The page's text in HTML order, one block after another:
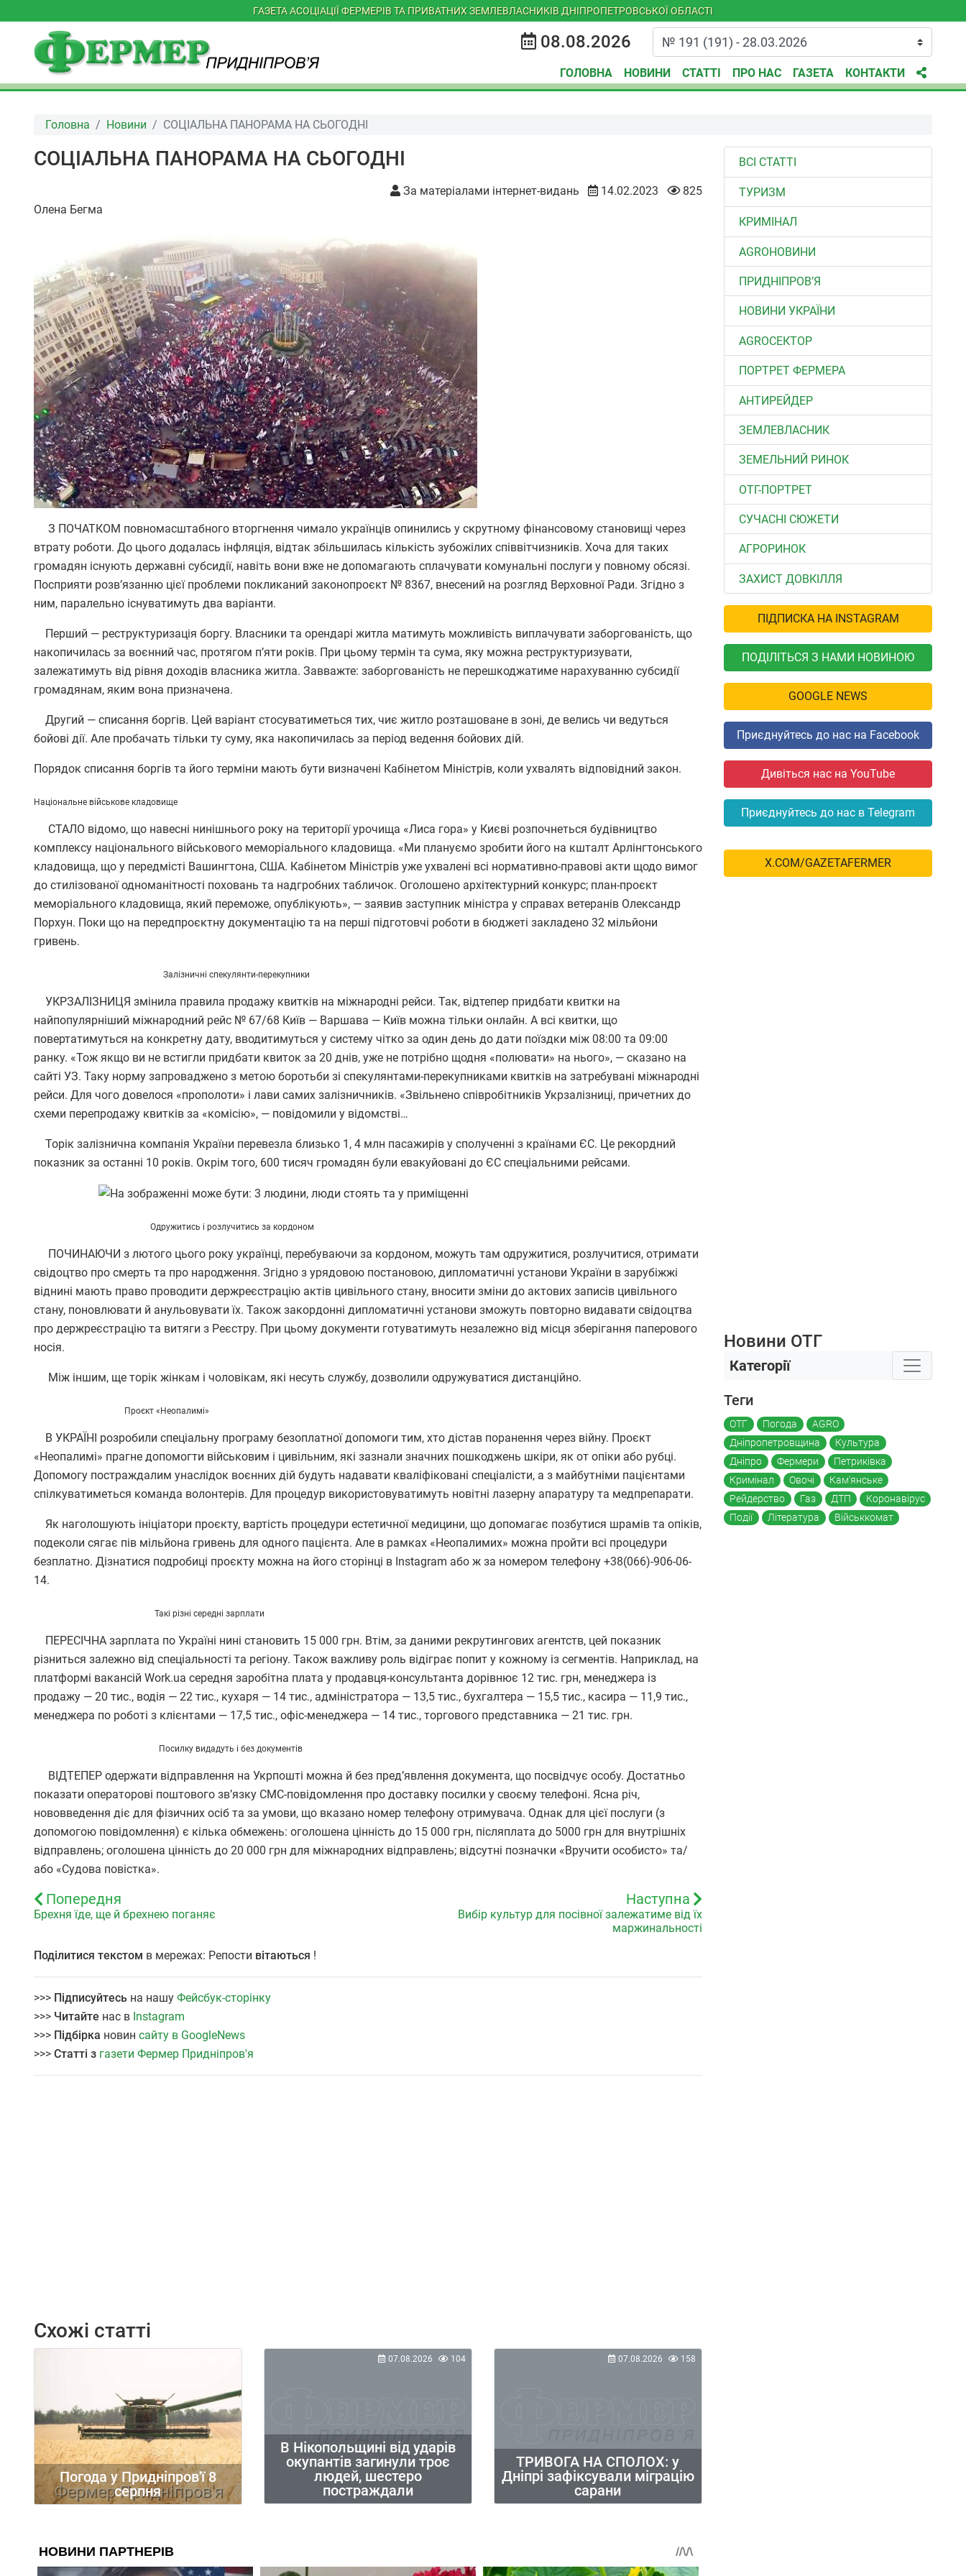
ГАЗЕТА АСОЦІАЦІЇ ФЕРМЕРІВ ТА ПРИВАТНИХ ЗЕМЛЕВЛАСНИКІВ ДНІПРОПЕТРОВСЬКОЇ ОБЛАСТІ
08.08.2026
ГОЛОВНА НОВИНИ СТАТТІ ПРО НАС ГАЗЕТА КОНТАКТИ
Головна Новини СОЦІАЛЬНА ПАНОРАМА НА СЬОГОДНІ
СОЦІАЛЬНА ПАНОРАМА НА СЬОГОДНІ
За матеріалами інтернет-видань 14.02.2023
825
Олена Бегма
З ПОЧАТКОМ повномасштабного вторгнення чимало українців опинились у скрутному фінансовому становищі через
втрату роботи. До цього додалась інфляція, відтак збільшилась кількість зубожілих співвітчизників. Хоча для таких
громадян існують державні субсидії, навіть вони вже не допомагають сплачувати комунальні послуги у повному обсязі.
Посприяти розв’язанню цієї проблеми покликаний законопроєкт № 8367, внесений на розгляд Верховної Ради. Згідно з
ним, паралельно існуватимуть два варіанти.
Перший — реструктуризація боргу. Власники та орендарі житла матимуть можливість виплачувати заборгованість, що
накопичилась за воєнний час, протягом п’яти років. При цьому термін та сума, яку можна реструктуризувати,
залежатимуть від рівня доходів власника житла. Завважте: заборгованість не перешкоджатиме нарахуванню субсидії
громадянам, яким вона призначена.
Другий — списання боргів. Цей варіант стосуватиметься тих, чиє житло розташоване в зоні, де велись чи ведуться
бойові дії. Але пробачать тільки ту суму, яка накопичилась за період ведення бойових дій.
Порядок списання боргів та його терміни мають бути визначені Кабінетом Міністрів, коли ухвалять відповідний закон.
Національне військове кладовище
СТАЛО відомо, що навесні нинішнього року на території урочища «Лиса гора» у Києві розпочнеться будівництво
комплексу національного військового меморіального кладовища. «Ми плануємо зробити його на кшталт Арлінгтонського
кладовища, що у передмісті Вашингтона, США. Кабінетом Міністрів уже ухвалені всі нормативно-правові акти щодо вимог
до стилізованої одноманітності поховань та надгробних табличок. Оголошено архітектурний конкурс; план-проєкт
меморіального кладовища, який переможе, опублікують», — заявив заступник міністра у справах ветеранів Олександр
Порхун. Поки що на передпроєктну документацію та на перші підготовчі роботи в бюджеті закладено 32 мільйони
гривень.
Залізничні спекулянти-перекупники
УКРЗАЛІЗНИЦЯ змінила правила продажу квитків на міжнародні рейси. Так, відтепер придбати квитки на
найпопулярніший міжнародний рейс № 67/68 Київ — Варшава — Київ можна тільки онлайн. А всі квитки, що
повертатимуться на конкретну дату, вводитимуться у систему чітко за один день до дати поїздки між 08:00 та 09:00
ранку. «Тож якщо ви не встигли придбати квиток за 20 днів, уже не потрібно щодня «полювати» на нього», — сказано на
сайті УЗ. Таку норму запроваджено з метою боротьби зі спекулянтами-перекупниками квитків на затребувані міжнародні
рейси. Для чого довелося «прополоти» і лави самих залізничників. «Звільнено співробітників Укрзалізниці, причетних до
схеми перепродажу квитків за «комісію», — повідомили у відомстві…
Торік залізнична компанія України перевезла близько 1, 4 млн пасажирів у сполученні з країнами ЄС. Це рекордний
показник за останні 10 років. Окрім того, 600 тисяч громадян були евакуйовані до ЄС спеціальними рейсами.
Одружитись і розлучитись за кордоном
ПОЧИНАЮЧИ з лютого цього року українці, перебуваючи за кордоном, можуть там одружитися, розлучитися, отримати
свідоцтво про смерть та про народження. Згідно з урядовою постановою, дипломатичні установи України в зарубіжжі
віднині мають право проводити держреєстрацію актів цивільного стану, вносити зміни до актових записів цивільного
стану, поновлювати й анульовувати їх. Також закордонні дипломатичні установи зможуть повторно видавати свідоцтва
про держреєстрацію та витяги з Реєстру. При цьому документи готуватимуть незалежно від місця зберігання паперового
носія.
Між іншим, ще торік жінкам і чоловікам, які несуть службу, дозволили одружуватися дистанційно.
Проєкт «Неопалимі»
В УКРАЇНІ розробили спеціальну програму безоплатної допомоги тим, хто дістав поранення через війну. Проєкт
«Неопалимі» прагне допомогти військовим і цивільним, які зазнали значних пошкоджень шкіри, як от опіки або рубці.
Допомогу постраждалим унаслідок воєнних дій будуть надавати кваліфіковані спеціалісти, а з майбутніми пацієнтами
спілкуватиметься команда волонтерів. Для процедур використовуватимуть новітні лазерну апаратуру та медпрепарати.
Як наголошують ініціатори проєкту, вартість процедури естетичної медицини, що допомагає позбутися шрамів та опіків,
подеколи сягає пів мільйона гривень для одного пацієнта. Але в рамках «Неопалимих» можна пройти всі процедури
безплатно. Дізнатися подробиці проєкту можна на його сторінці в Instagram або ж за номером телефону +38(066)-906-06-
14.
Такі різні середні зарплати
ПЕРЕСІЧНА зарплата по Україні нині становить 15 000 грн. Втім, за даними рекрутингових агентств, цей показник
різниться залежно від спеціальності та регіону. Також важливу роль відіграє попит у кожному із сегментів. Наприклад, на
платформі вакансій Work.ua середня заробітна плата у продавця-консультанта дорівнює 12 тис. грн, менеджера із
продажу — 20 тис., водія — 22 тис., кухаря — 14 тис., адміністратора — 13,5 тис., бухгалтера — 15,5 тис., касира — 11,9 тис.,
менеджера по роботі з клієнтами — 17,5 тис., офіс-менеджера — 14 тис., торгового представника — 21 тис. грн.
Посилку видадуть і без документів
ВІДТЕПЕР одержати відправлення на Укрпошті можна й без пред’явлення документа, що посвідчує особу. Достатньо
показати операторові поштового зв’язку СМС-повідомлення про доставку посилки у своєму телефоні. Ясна річ,
нововведення діє для фізичних осіб та за умови, що вказано номер телефону отримувача. Однак для цієї послуги (з
допомогою повідомлення) є кілька обмежень: оголошена цінність до 15 000 грн, післяплата до 5000 грн для внутрішніх
відправлень; оголошена цінність до 20 000 грн для міжнародних відправлень; відсутні позначки «Вручити особисто» та/
або «Судова повістка».
Попередня
Брехня їде, ще й брехнею поганяє
Наступна
Вибір культур для посівної залежатиме від їх
маржинальності
Поділитися текстом в мережах: Репости вітаються !
>>> Підписуйтесь на нашу Фейсбук-сторінку
>>> Читайте нас в Instagram
>>> Підбірка новин сайту в GoogleNews
>>> Статті з газети Фермер Придніпров'я
Схожі статті
Погода у Придніпров'ї 8
серпня
В Нікопольщині від ударів
окупантів загинули троє
людей, шестеро
постраждали
07.08.2026 104
ТРИВОГА НА СПОЛОХ: у
Дніпрі зафіксували міграцію
сарани
07.08.2026 158
ВСІ СТАТТІ
ТУРИЗМ
КРИМІНАЛ
AGROНОВИНИ
ПРИДНІПРОВ’Я
НОВИНИ УКРАЇНИ
АGROСЕКТОР
ПОРТРЕТ ФЕРМЕРА
АНТИРЕЙДЕР
ЗЕМЛЕВЛАСНИК
ЗЕМЕЛЬНИЙ РИНОК
ОТГ-ПОРТРЕТ
СУЧАСНІ СЮЖЕТИ
АГРОРИНОК
ЗАХИСТ ДОВКІЛЛЯ
ПІДПИСКА НА INSTAGRAM
ПОДІЛІТЬСЯ З НАМИ НОВИНОЮ
GOOGLE NEWS
Приєднуйтесь до нас на Facebook
Дивіться нас на YouTube
Приєднуйтесь до нас в Telegram
X.COM/GAZETAFERMER
Новини ОТГ
Категорії
Теги
ОТГ Погода
AGRO
Дніпропетровщина
Культура
Дніпро
Фермери
Петриківка
Кримінал
Овочі
Кам'янське
Рейдерство
Газ ДТП
Коронавірус
Події
Література Військкомат